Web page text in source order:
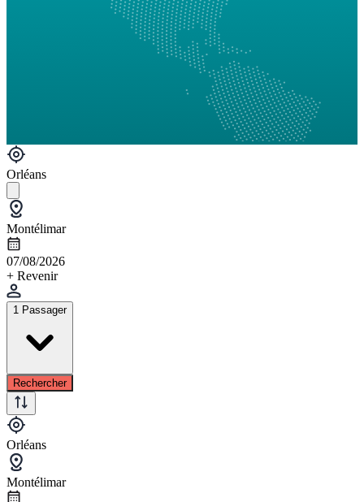
Orléans
Montélimar
07/08/2026
+ Revenir
1 Passager
Rechercher
Orléans
Montélimar